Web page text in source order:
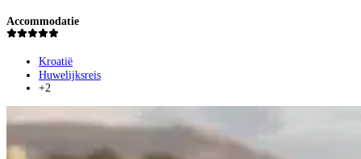
Accommodatie
Kroatië
Huwelijksreis
+2